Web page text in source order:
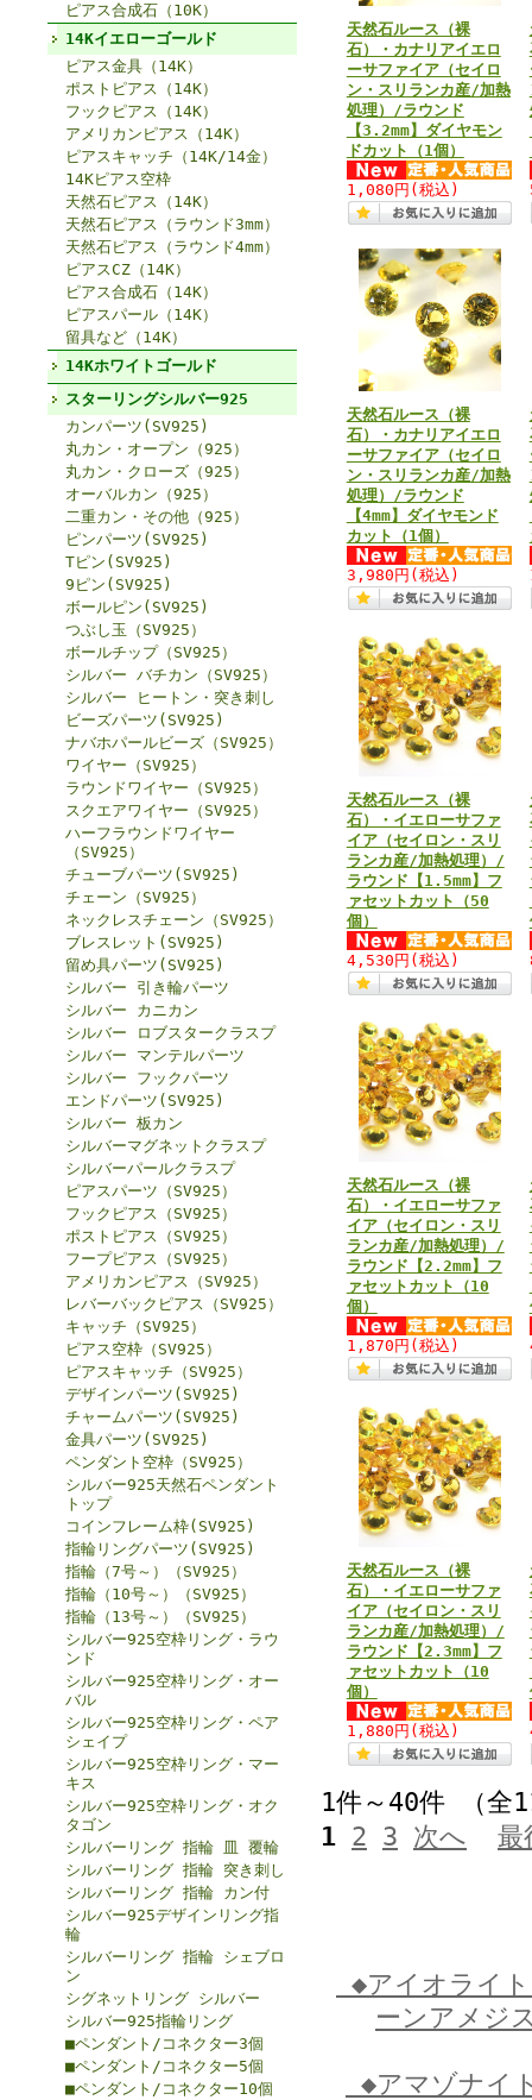
ピアス合成石（10K）
14Kイエローゴールド
ピアス金具（14K）
ポストピアス（14K）
フックピアス（14K）
アメリカンピアス（14K）
ピアスキャッチ（14K/14金）
14Kピアス空枠
天然石ピアス（14K）
天然石ピアス（ラウンド3mm）
天然石ピアス（ラウンド4mm）
ピアスCZ（14K）
ピアス合成石（14K）
ピアスパール（14K）
留具など（14K）
14Kホワイトゴールド
スターリングシルバー925
カンパーツ(SV925)
丸カン・オープン（925）
丸カン・クローズ（925）
オーバルカン（925）
二重カン・その他（925）
ピンパーツ(SV925)
Tピン(SV925)
9ピン(SV925)
ボールピン(SV925)
つぶし玉（SV925）
ボールチップ（SV925）
シルバー バチカン（SV925）
シルバー ヒートン・突き刺し
ビーズパーツ(SV925)
ナバホパールビーズ（SV925）
ワイヤー（SV925）
ラウンドワイヤー（SV925）
スクエアワイヤー（SV925）
ハーフラウンドワイヤー
（SV925）
チューブパーツ(SV925)
チェーン（SV925）
ネックレスチェーン（SV925）
ブレスレット(SV925)
留め具パーツ(SV925)
シルバー 引き輪パーツ
シルバー カニカン
シルバー ロブスタークラスプ
シルバー マンテルパーツ
シルバー フックパーツ
エンドパーツ(SV925)
シルバー 板カン
シルバーマグネットクラスプ
シルバーパールクラスプ
ピアスパーツ（SV925）
フックピアス（SV925）
ポストピアス（SV925）
フープピアス（SV925）
アメリカンピアス（SV925）
レバーバックピアス（SV925）
キャッチ（SV925）
ピアス空枠（SV925）
ピアスキャッチ（SV925）
デザインパーツ(SV925)
チャームパーツ(SV925)
金具パーツ(SV925)
ペンダント空枠（SV925）
シルバー925天然石ペンダント
トップ
コインフレーム枠(SV925)
指輪リングパーツ(SV925)
指輪（7号～）（SV925）
指輪（10号～）（SV925）
指輪（13号～）（SV925）
シルバー925空枠リング・ラウ
ンド
シルバー925空枠リング・オー
バル
シルバー925空枠リング・ペア
シェイプ
シルバー925空枠リング・マー
キス
シルバー925空枠リング・オク
タゴン
シルバーリング 指輪 皿 覆輪
シルバーリング 指輪 突き刺し
シルバーリング 指輪 カン付
シルバー925デザインリング指
輪
シルバーリング 指輪 シェブロ
ン
シグネットリング シルバー
シルバー925指輪リング
■ペンダント/コネクター3個
■ペンダント/コネクター5個
■ペンダント/コネクター10個
天然石ルース（裸
石）・カナリアイエロ
ーサファイア（セイロ
ン・スリランカ産/加熱
処理）/ラウンド
【3.2mm】ダイヤモン
ドカット（1個）
1,080円 (税込)
天然石ルース（裸
石）・カナリアイエロ
ーサファイア（セイロ
ン・スリランカ産/加熱
処理）/ラウンド
【4mm】ダイヤモンド
カット（1個）
3,980円 (税込)
天然石ルース（裸
石）・イエローサファ
イア（セイロン・スリ
ランカ産/加熱処理）/
ラウンド【1.5mm】フ
ァセットカット（50
個）
4,530円 (税込)
天然石ルース（裸
石）・イエローサファ
イア（セイロン・スリ
ランカ産/加熱処理）/
ラウンド【2.2mm】フ
ァセットカット（10
個）
1,870円 (税込)
天然石ルース（裸
石）・イエローサファ
イア（セイロン・スリ
ランカ産/加熱処理）/
ラウンド【2.3mm】フ
ァセットカット（10
個）
1,880円 (税込)
1件～40件 （
1 2 3 次へ 最
◆アイオライ
ーンアメジ
◆アマゾナイ